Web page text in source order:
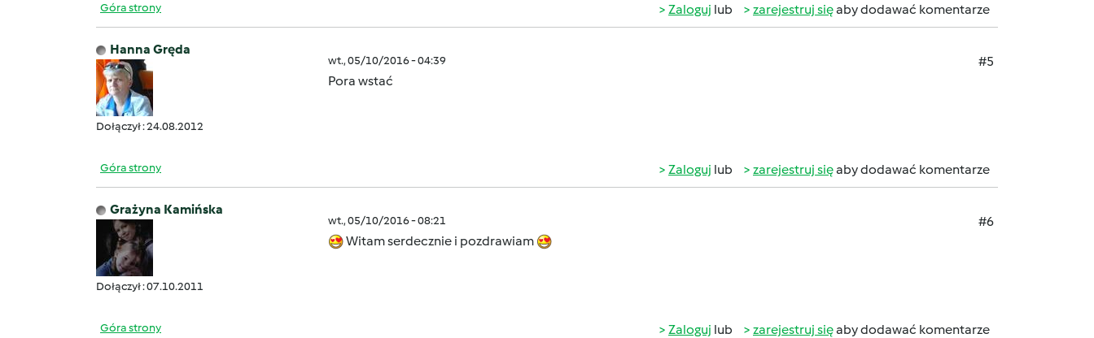
Góra strony Zaloguj lub zarejestruj sięaby dodawać komentarze
Hanna Gręda
Dołączył : 24.08.2012
wt., 05/10/2016 - 04:39
#5
Pora wstać
Góra strony Zaloguj lub zarejestruj sięaby dodawać komentarze
Grażyna Kamińska
Dołączył : 07.10.2011
wt., 05/10/2016 - 08:21
#6
Witam serdecznie i pozdrawiam
Góra strony Zaloguj lub zarejestruj sięaby dodawać komentarze